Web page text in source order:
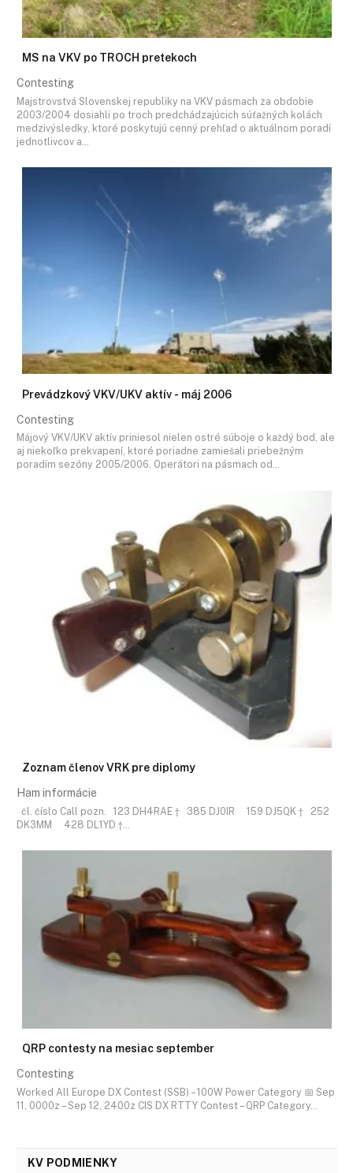
MS na VKV po TROCH pretekoch
Contesting
Majstrovstvá Slovenskej republiky na VKV pásmach za obdobie
2003/2004 dosiahli po troch predchádzajúcich súťažných kolách
medzivýsledky, ktoré poskytujú cenný prehľad o aktuálnom poradí
jednotlivcov a…
Prevádzkový VKV/UKV aktív - máj 2006
Contesting
Májový VKV/UKV aktív priniesol nielen ostré súboje o každý bod, ale
aj niekoľko prekvapení, ktoré poriadne zamiešali priebežným
poradím sezóny 2005/2006. Operátori na pásmach od…
Zoznam členov VRK pre diplomy
Ham informácie
čl. číslo Call pozn. 123 DH4RAE † 385 DJ0IR 159 DJ5QK † 252
DK3MM 428 DL1YD †…
QRP contesty na mesiac september
Contesting
Worked All Europe DX Contest (SSB) – 100W Power Category 📅 Sep
11, 0000z – Sep 12, 2400z CIS DX RTTY Contest – QRP Category…
KV PODMIENKY